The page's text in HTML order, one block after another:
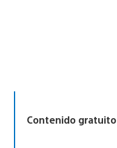
Contenido gratuito